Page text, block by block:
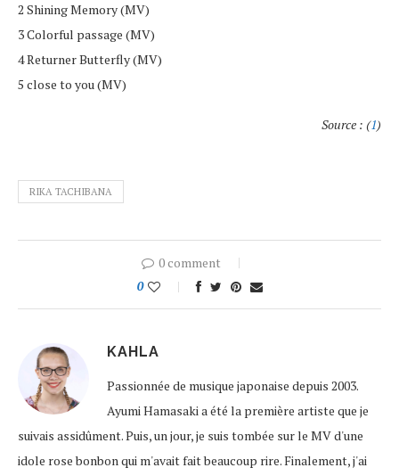
2 Shining Memory (MV)
3 Colorful passage (MV)
4 Returner Butterfly (MV)
5 close to you (MV)
Source : (1)
RIKA TACHIBANA
0 comment
0
KAHLA
Passionnée de musique japonaise depuis 2003.
Ayumi Hamasaki a été la première artiste que je
suivais assidûment. Puis, un jour, je suis tombée sur le MV d'une
idole rose bonbon qui m'avait fait beaucoup rire. Finalement, j'ai